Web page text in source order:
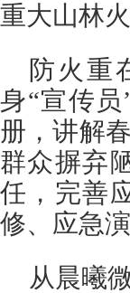
重大山林
防火重
身“宣传
册，讲解
群众摒弃
任，完善
修、应急
从晨曦